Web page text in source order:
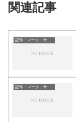
関連記事
記号・マーク・サイン
記号・マーク・サイン